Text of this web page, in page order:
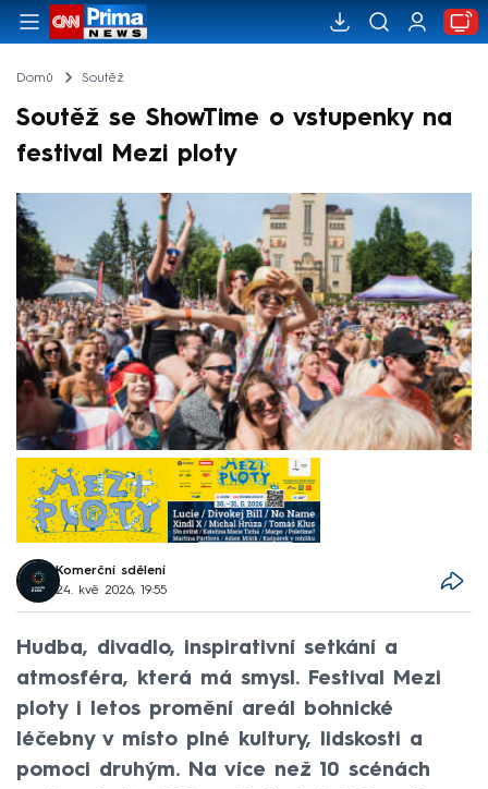
Domů Soutěž
Soutěž se ShowTime o vstupenky na
festival Mezi ploty
Komerční sdělení
24. kvě 2026, 19:55
Hudba, divadlo, inspirativní setkání a
atmosféra, která má smysl. Festival Mezi
ploty i letos promění areál bohnické
léčebny v místo plné kultury, lidskosti a
pomoci druhým. Na více než 10 scénách